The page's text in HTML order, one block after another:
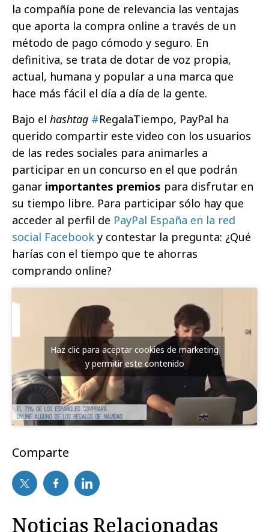
la compañía pone de relevancia las ventajas
que aporta la compra online a través de un
método de pago cómodo y seguro. En
definitiva, se trata de dotar de voz propia,
actual, humana y popular a una marca que
hace más fácil el día a día de la gente.
Bajo el hashtag #RegalaTiempo, PayPal ha
querido compartir este video con los usuarios
de las redes sociales para animarles a
participar en un concurso en el que podrán
ganar importantes premios para disfrutar en
su tiempo libre. Para participar sólo hay que
acceder al perfil de PayPal España en la red
social Facebook y contestar la pregunta: ¿Qué
harías con el tiempo que te ahorras
comprando online?
Haz clic para aceptar cookies de marketing
y permitir este contenido
Comparte
Noticias Relacionadas